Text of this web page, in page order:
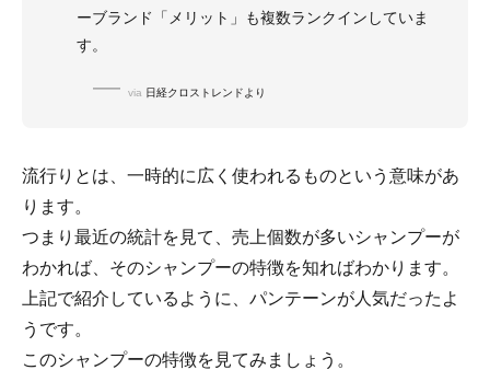
ーブランド「メリット」も複数ランクインしていま
す。
via 日経クロストレンドより
流行りとは、一時的に広く使われるものという意味があ
ります。
つまり最近の統計を見て、売上個数が多いシャンプーが
わかれば、そのシャンプーの特徴を知ればわかります。
上記で紹介しているように、パンテーンが人気だったよ
うです。
このシャンプーの特徴を見てみましょう。